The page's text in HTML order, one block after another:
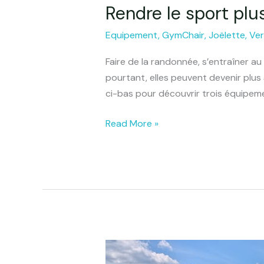
Rendre le sport
Equipement,GymChair,Joëlette,
Faire de la randonnée, s’entraîner
pourtant, elles peuvent devenir plus
ci-bas pour découvrir trois
Rendre
sport
plus
accessible
avec
équipements
Read More »
Plein